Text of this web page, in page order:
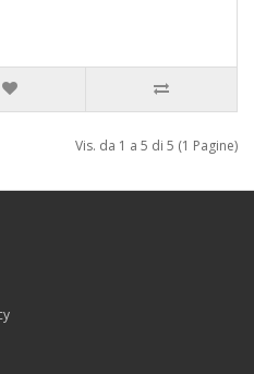
Vis. da 1 a 5 di 5 (1 Pagine)